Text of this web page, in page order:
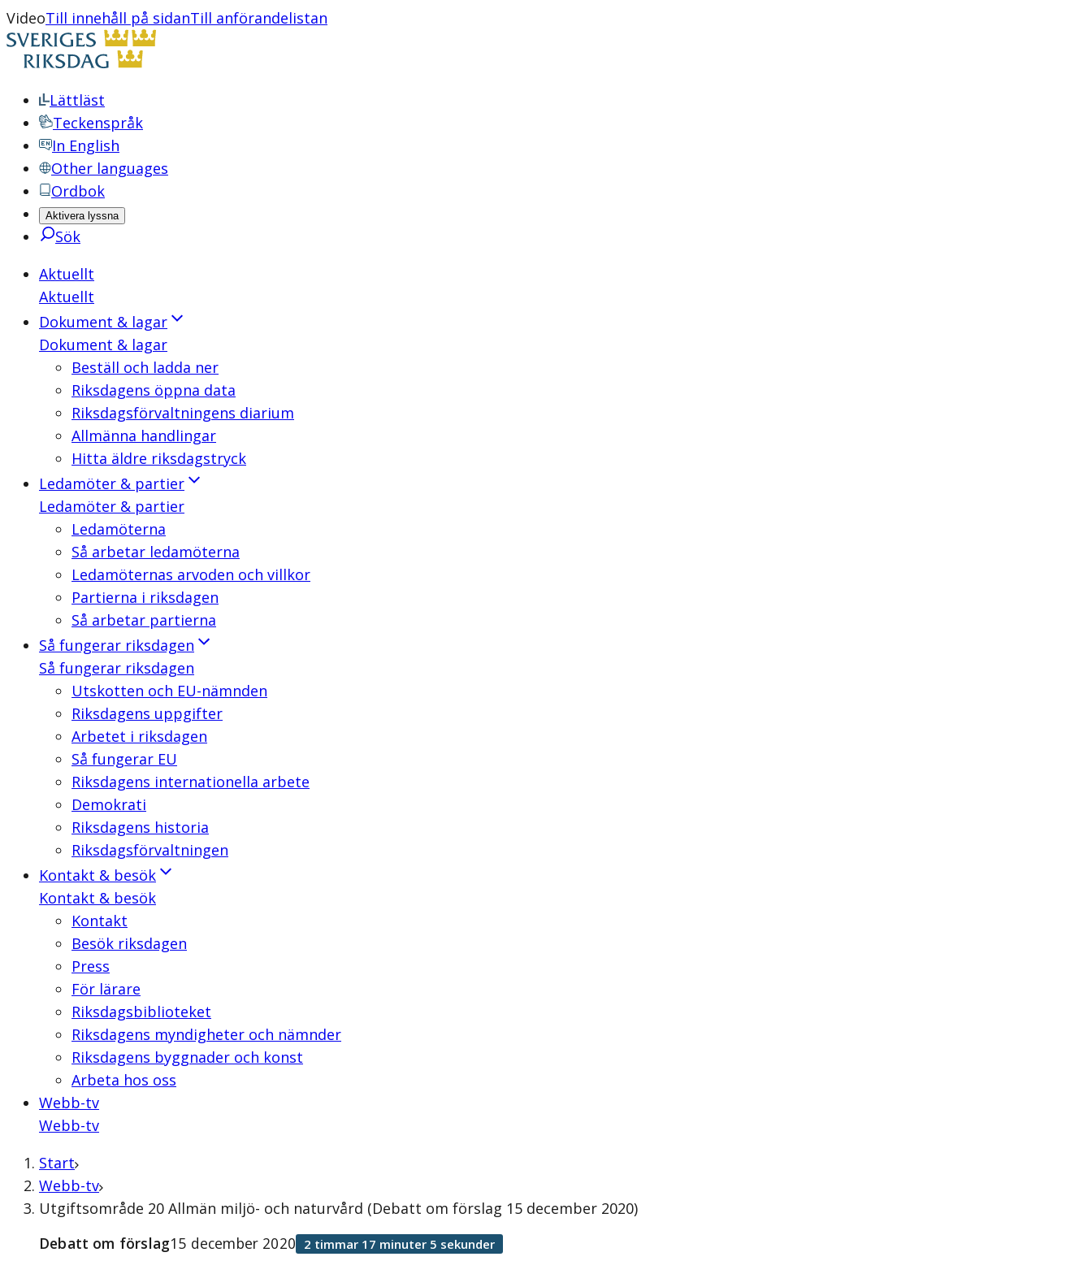
VideoTill innehåll på sidanTill anförandelistan
Lättläst
Teckenspråk
In English
Other languages
Ordbok
Aktivera lyssna
Sök
Aktuellt
Aktuellt
Dokument & lagar
Dokument & lagar
Beställ och ladda ner
Riksdagens öppna data
Riksdagsförvaltningens diarium
Allmänna handlingar
Hitta äldre riksdagstryck
Ledamöter & partier
Ledamöter & partier
Ledamöterna
Så arbetar ledamöterna
Ledamöternas arvoden och villkor
Partierna i riksdagen
Så arbetar partierna
Så fungerar riksdagen
Så fungerar riksdagen
Utskotten och EU-nämnden
Riksdagens uppgifter
Arbetet i riksdagen
Så fungerar EU
Riksdagens internationella arbete
Demokrati
Riksdagens historia
Riksdagsförvaltningen
Kontakt & besök
Kontakt & besök
Kontakt
Besök riksdagen
Press
För lärare
Riksdagsbiblioteket
Riksdagens myndigheter och nämnder
Riksdagens byggnader och konst
Arbeta hos oss
Webb-tv
Webb-tv
Start
Webb-tv
Utgiftsområde 20 Allmän miljö- och naturvård (Debatt om förslag 15 december 2020)
Debatt om förslag15 december 2020 2 timmar 17 minuter 5 sekunder